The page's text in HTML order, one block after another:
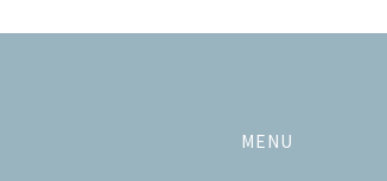
MENU